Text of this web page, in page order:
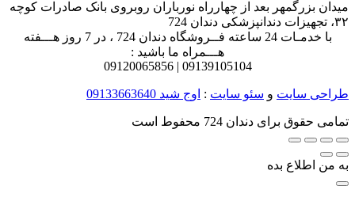
میدان بزرگمهر بعد از چهارراه نورباران روبروی بانک صادرات کوچه
۳۲، تجهیزات دندانپزشکی دندان 724
با خدمـات 24 ساعته فــروشگاه دندان 724 ، در 7 روز هـــفته
هـــمراه ما باشید :
09139105104 |
09120065856
طراحی سایت و سئو سایت : اوج شید 09133663640
تمامی حقوق برای دندان 724 محفوط است
به من اطلاع بده